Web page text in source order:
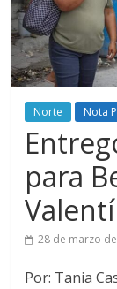
Norte Nota
para
28 de marzo
Por: Tania